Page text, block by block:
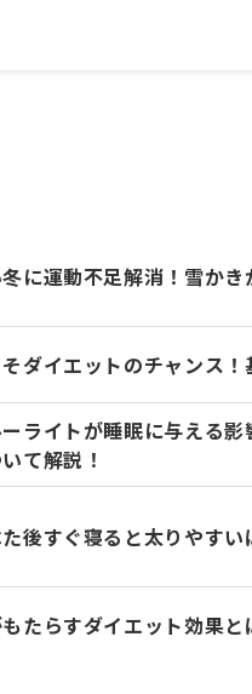
に運動不足解消！雪か
ダイエットのチャンス
ライトが睡眠に与える
て解説！
後すぐ寝ると太りやす
たらすダイエット効果